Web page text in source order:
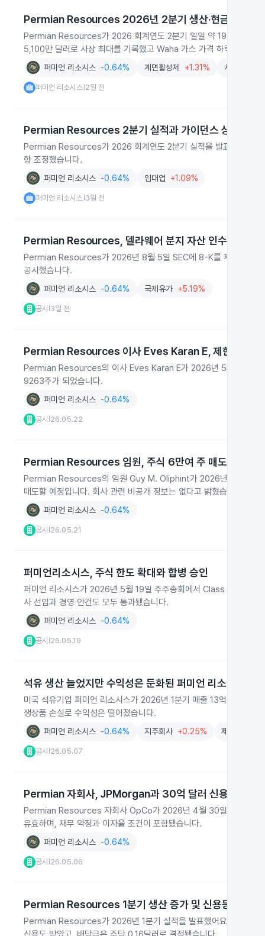
Permian Resources 2026년 2분기 생산·현금흐름 기
Permian Resources가 2026 회계연도 2분기 일일 약 19만9,000배
5,100만 달러로 사상 최대를 기록했고 Waha 가스 가격 하락에 대응
퍼미언 리소시스 -0.64% 계면활성제 +1.31% 시멘트
퍼미언 리소시스 2일 전
Permian Resources 2분기 실적과 가이던스 상향
Permian Resources가 2026 회계연도 2분기 실적을 발표하며 델라
향 조정했습니다.
퍼미언 리소시스 -0.64% 임대업 +1.09%
퍼미언 리소시스 3일 전
Permian Resources, 델라웨어 분지 자산 인수와 실적
Permian Resources가 2026년 8월 5일 SEC에 8-K를 제출해 델라
공시했습니다.
퍼미언 리소시스 -0.64% 국제유가 +5.19%
공시 3일 전
Permian Resources 이사 Eves Karan E, 제한 주식 1
Permian Resources의 이사 Eves Karan E가 2026년 5월 19일 제
9263주가 되었습니다.
퍼미언 리소시스 -0.64%
공시 26.05.22
Permian Resources 임원, 주식 6만여 주 매도 예정
Permian Resources의 임원 Guy M. Oliphint가 2026년 5월 21
매도할 예정입니다. 회사 관련 비공개 정보는 없다고 밝혔습니다.
퍼미언 리소시스 -0.64%
공시 26.05.21
퍼미언리소시스, 주식 한도 확대와 합병 승인
퍼미언 리소시스가 2026년 5월 19일 주주총회에서 Class A 보통
사 선임과 경영 안건도 모두 통과됐습니다.
퍼미언 리소시스 -0.64%
공시 26.05.19
석유 생산 늘었지만 수익성은 둔화된 퍼미언 리소시스 1분
미국 석유기업 퍼미언 리소시스가 2026년 1분기 매출 13억 8,800
생상품 손실로 수익성은 떨어졌습니다.
퍼미언 리소시스 -0.64% 지주회사 +0.25% 제약
공시 26.05.07
Permian 자회사, JPMorgan과 30억 달러 신용계약 체
Permian Resources 자회사 OpCo가 2026년 4월 30일,
유효하며, 재무 약정과 이자율 조건이 포함됐습니다.
퍼미언 리소시스 -0.64%
공시 26.05.06
Permian Resources 1분기 생산 증가 및 신용등급 획득
Permian Resources가 2026년 1분기 실적을 발표했어요. 평균 일